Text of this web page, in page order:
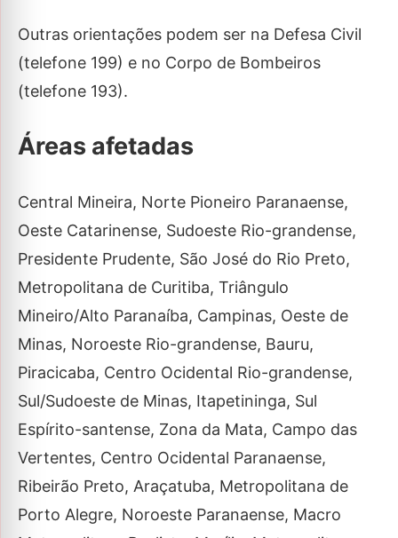
Outras orientações podem ser na Defesa Civil
(telefone 199) e no Corpo de Bombeiros
(telefone 193).
Áreas afetadas
Central Mineira, Norte Pioneiro Paranaense,
Oeste Catarinense, Sudoeste Rio-grandense,
Presidente Prudente, São José do Rio Preto,
Metropolitana de Curitiba, Triângulo
Mineiro/Alto Paranaíba, Campinas, Oeste de
Minas, Noroeste Rio-grandense, Bauru,
Piracicaba, Centro Ocidental Rio-grandense,
Sul/Sudoeste de Minas, Itapetininga, Sul
Espírito-santense, Zona da Mata, Campo das
Vertentes, Centro Ocidental Paranaense,
Ribeirão Preto, Araçatuba, Metropolitana de
Porto Alegre, Noroeste Paranaense, Macro